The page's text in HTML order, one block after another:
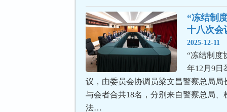
“冻结制
十八次会
2025-12-11
“冻结制度
年12月9日
议，由委员会协调员梁文昌警察总局局
与会者合共18名，分别来自警察总局、
法…